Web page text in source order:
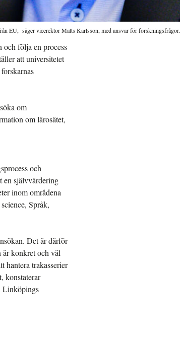
EU, säger vicerektor Matts Karlsson, med ansvar för forskningsfrågor.
och följa en process
att universitetet
om
om lärosätet,
och
en självvärdering
inom områdena
Språk,
Det är därför
är konkret och väl
hantera trakasserier
konstaterar
Linköpings